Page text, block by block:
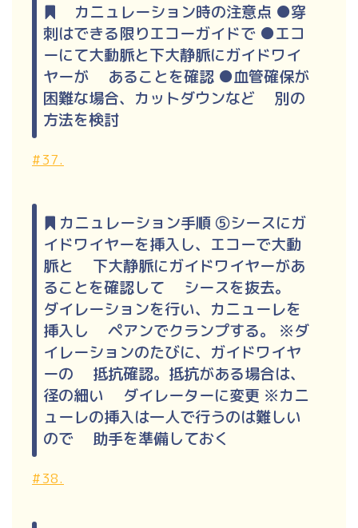
カニュレーション時の注意点 ●穿
刺はできる限りエコーガイドで ●エコ
ーにて大動脈と下大静脈にガイドワイ
ヤーが あることを確認 ●血管確保が
困難な場合、カットダウンなど 別の
方法を検討
#37.
カニュレーション手順 ⑤シースにガ
イドワイヤーを挿入し、エコーで大動
脈と 下大静脈にガイドワイヤーがあ
ることを確認して シースを抜去。
ダイレーションを行い、カニューレを
挿入し ペアンでクランプする。 ※ダ
イレーションのたびに、ガイドワイヤ
ーの 抵抗確認。抵抗がある場合は、
径の細い ダイレーターに変更 ※カニ
ューレの挿入は一人で行うのは難しい
ので 助手を準備しておく
#38.